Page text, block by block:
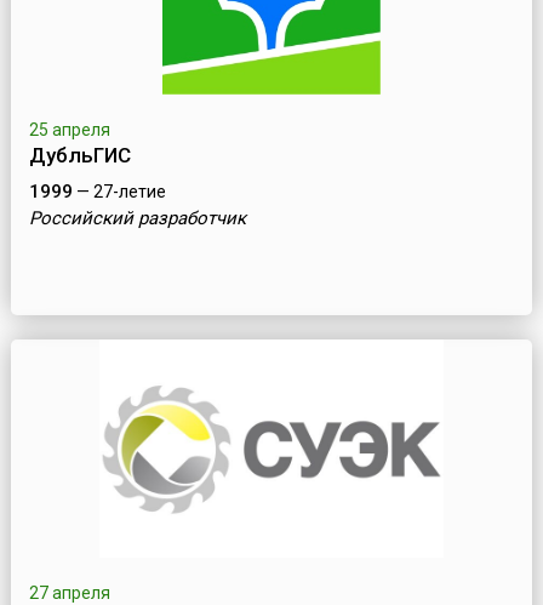
25 апреля
ДубльГИС
1999 — 27-летие
Российский разработчик
27 апреля